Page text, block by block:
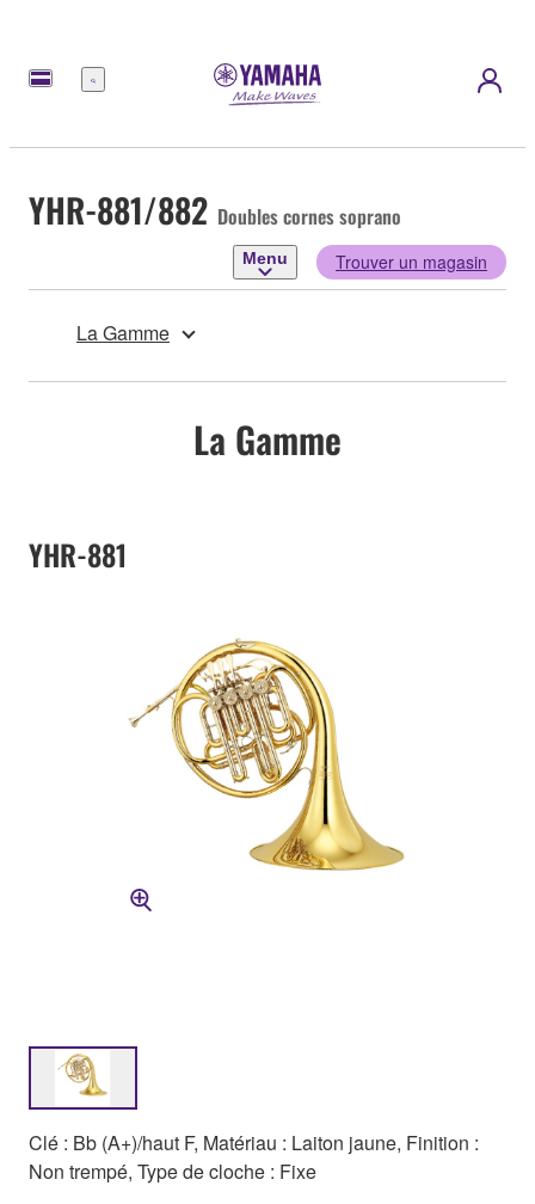
Menu
YHR-881/882 Doubles cornes soprano
Menu Trouver un magasin
La Gamme
La Gamme
YHR-881
Clé : Bb (A+)/haut F, Matériau : Laiton jaune, Finition :
Non trempé, Type de cloche : Fixe